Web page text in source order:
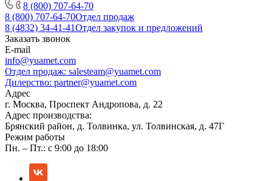
8 (800) 707-64-70
8 (800) 707-64-70Отдел продаж
8 (4832) 34-41-41Отдел закупок и предложений
Заказать звонок
E-mail
info@yuamet.com
Отдел продаж: salesteam@yuamet.com
Дилерство: partner@yuamet.com
Адрес
г. Москва, Проспект Андропова, д. 22
Адрес производства:
Брянский район, д. Толвинка, ул. Толвинская, д. 47Г
Режим работы
Пн. – Пт.: с 9:00 до 18:00